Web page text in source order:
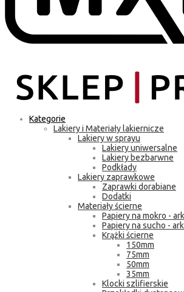
Kategorie
Lakiery i Materiały lakiernicze
Lakiery w sprayu
Lakiery uniwersalne
Lakiery bezbarwne
Podkłady
Lakiery zaprawkowe
Zaprawki dorabiane
Dodatki
Materiały ścierne
Papiery na mokro -
Papiery na sucho -
Krążki ścierne
150mm
75mm
50mm
35mm
Klocki szlifierskie